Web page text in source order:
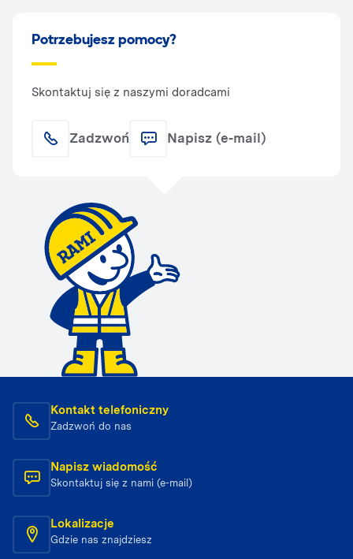
Potrzebujesz pomocy?
Skontaktuj się z naszymi doradcami
Zadzwoń Napisz (e-mail)
Kontakt telefoniczny
Zadzwoń do nas
Napisz wiadomość
Skontaktuj się z nami (e-mail)
Lokalizacje
Gdzie nas znajdziesz